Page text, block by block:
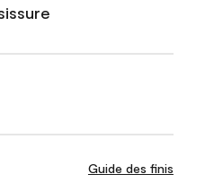
Guide des finis